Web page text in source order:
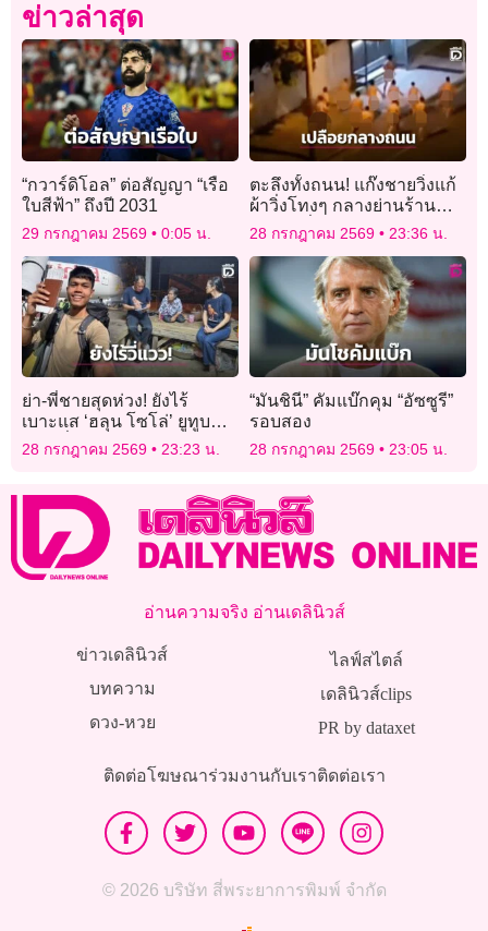
ข่าวล่าสุด
“กวาร์ดิโอล” ต่อสัญญา “เรือ
ใบสีฟ้า” ถึงปี 2031
29 กรกฎาคม 2569 0:05 น.
ตะลึงทั้งถนน! แก๊งชายวิ่งแก้
ผ้าวิ่งโทงๆ กลางย่านร้าน
อาหารชื่อดังในออสเตรเลีย
28 กรกฎาคม 2569 23:36 น.
ย่า-พี่ชายสุดห่วง! ยังไร้
เบาะแส ‘ฮลุน โซโล่’ ยูทูบ
เบอร์ชื่อดังหายตัวปริศนา
จอร์เจีย
28 กรกฎาคม 2569 23:23 น.
“มันชินี” คัมแบ๊กคุม “อัซซูรี”
รอบสอง
28 กรกฎาคม 2569 23:05 น.
อ่านความจริง อ่านเดลินิวส์
ข่าวเดลินิวส์
บทความ
ดวง-หวย
ไลฟ์สไตล์
เดลินิวส์clips
PR by dataxet
ติดต่อโฆษณาร่วมงานกับเราติดต่อเรา
© 2026 บริษัท สี่พระยาการพิมพ์ จำกัด